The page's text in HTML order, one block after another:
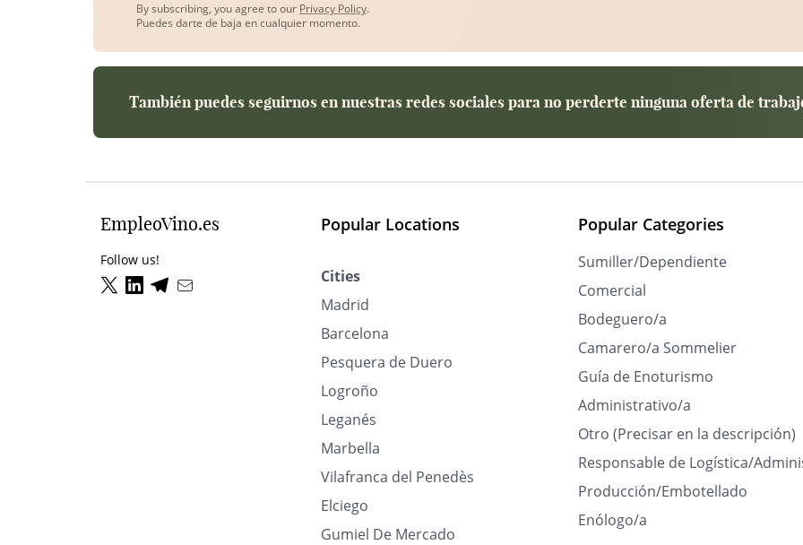
By subscribing, you agree to our Privacy Policy.
Puedes darte de baja en cualquier momento.
También puedes seguirnos en nuestras redes sociales para no perderte ninguna oferta de
EmpleoVino.es
Follow us!
Popular Locations
Cities
Madrid
Barcelona
Pesquera de Duero
Logroño
Leganés
Marbella
Vilafranca del Penedès
Elciego
Gumiel De Mercado
Popular Categories
Sumiller/Dependiente
Comercial
Bodeguero/a
Camarero/a Sommelier
Guía de Enoturismo
Administrativo/a
Otro (Precisar en la descripción)
Responsable de Logística/
Producción/Embotellado
Enólogo/a